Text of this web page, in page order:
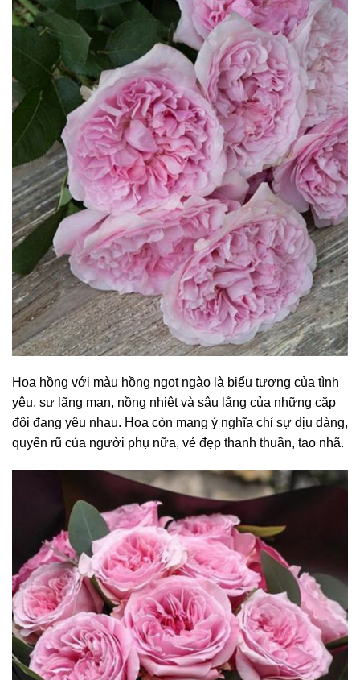
Hoa hồng với màu hồng ngọt ngào là biểu tượng của tình
yêu, sự lãng mạn, nồng nhiệt và sâu lắng của những cặp
đôi đang yêu nhau. Hoa còn mang ý nghĩa chỉ sự dịu dàng,
quyến rũ của người phụ nữa, vẻ đẹp thanh thuần, tao nhã.